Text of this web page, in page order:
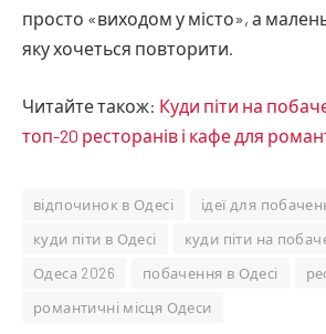
просто «виходом у місто», а
яку хочеться повторити.
Читайте також: Куди піти на
топ-20 ресторанів і кафе для
відпочинок в Одесі
ідеї для
куди піти в Одесі
куди піти на
Одеса 2026
побачення в Одесі
романтичні місця Одеси